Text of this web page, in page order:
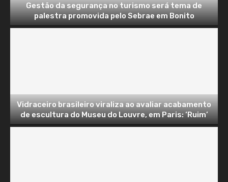
Gestão da segurança no turismo será tema de
palestra promovida pelo Sebrae em Bonito
Vidraceiro brasileiro viraliza ao avaliar acabamento
de escultura do Museu do Louvre, em Paris: ‘Ruim’